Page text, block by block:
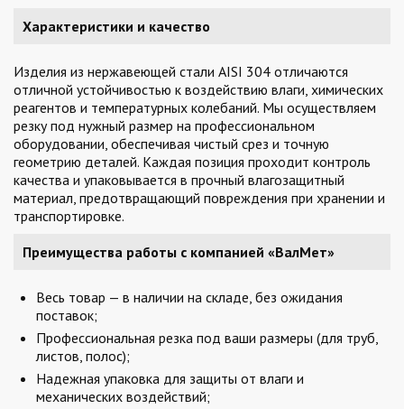
Характеристики и качество
Изделия из нержавеющей стали AISI 304 отличаются
отличной устойчивостью к воздействию влаги, химических
реагентов и температурных колебаний. Мы осуществляем
резку под нужный размер на профессиональном
оборудовании, обеспечивая чистый срез и точную
геометрию деталей. Каждая позиция проходит контроль
качества и упаковывается в прочный влагозащитный
материал, предотвращающий повреждения при хранении и
транспортировке.
Преимущества работы с компанией «ВалМет»
Весь товар — в наличии на складе, без ожидания
поставок;
Профессиональная резка под ваши размеры (для труб,
листов, полос);
Надежная упаковка для защиты от влаги и
механических воздействий;